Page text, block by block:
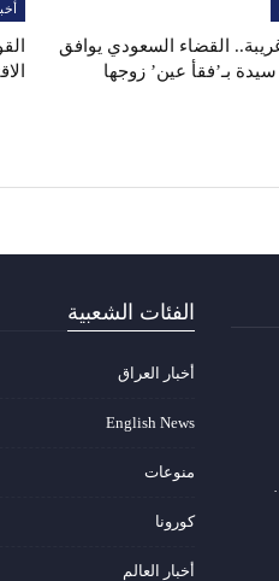
القضاء السعودي يوافق
بـ’فقأ عين’ زوجها
الفئات الشعبية
أخبار العراق
English News
منوعات
كورونا
أخبار العالم